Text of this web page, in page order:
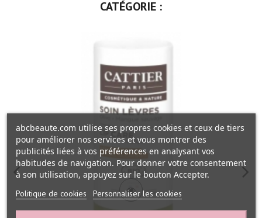
CATÉGORIE :
abcbeaute.com utilise ses propres cookies et ceux de tiers
pour améliorer nos services et vous montrer des
publicités liées à vos préférences en analysant vos
habitudes de navigation. Pour donner votre consentement
à son utilisation, appuyez sur le bouton Accepter.
Politique de cookies Personnaliser les cookies